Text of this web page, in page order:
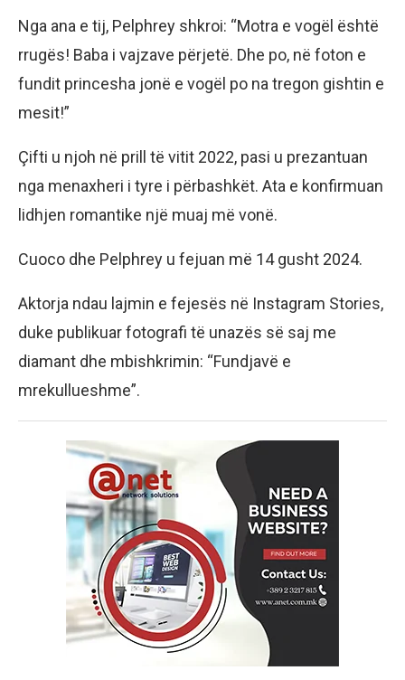
Nga ana e tij, Pelphrey shkroi: “Motra e vogël është
rrugës! Baba i vajzave përjetë. Dhe po, në foton e
fundit princesha jonë e vogël po na tregon gishtin e
mesit!”
Çifti u njoh në prill të vitit 2022, pasi u prezantuan
nga menaxheri i tyre i përbashkët. Ata e konfirmuan
lidhjen romantike një muaj më vonë.
Cuoco dhe Pelphrey u fejuan më 14 gusht 2024.
Aktorja ndau lajmin e fejesës në Instagram Stories,
duke publikuar fotografi të unazës së saj me
diamant dhe mbishkrimin: “Fundjavë e
mrekullueshme”.